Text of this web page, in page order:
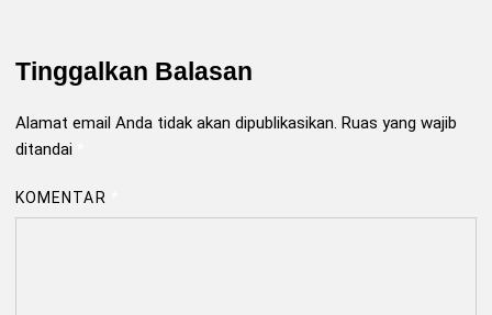
Tinggalkan Balasan
Alamat email Anda tidak akan dipublikasikan. Ruas yang wajib
ditandai
KOMENTAR